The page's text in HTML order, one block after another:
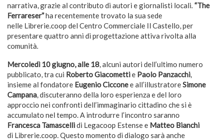
narrativa, grazie al contributo di autori e giornalisti locali. “The
Ferrareser”ha recentemente trovato la sua sede
nelle Librerie.coop del Centro Commerciale Il Castello, per
presentare quattro anni di progettazione attiva rivolta alla
comunità.
Mercoledì 10 giugno, alle 18 , alcuni autori dell’ultimo numero
pubblicato, tra cui Roberto Giacomettie Paolo Panzacchi
insieme al fondatore Eugenio Cicconee all’illustratoreSimone
Campana , discuteranno della loro esperienza e del loro
approccio nei confronti dell’immaginario cittadino che si è
accumulato nel tempo. A introdurre l’incontro saranno
Francesca Tamascellidi Legacoop Estense e Matteo Bianchi
di Librerie.coop. Questo momento di dialogo sarà anche